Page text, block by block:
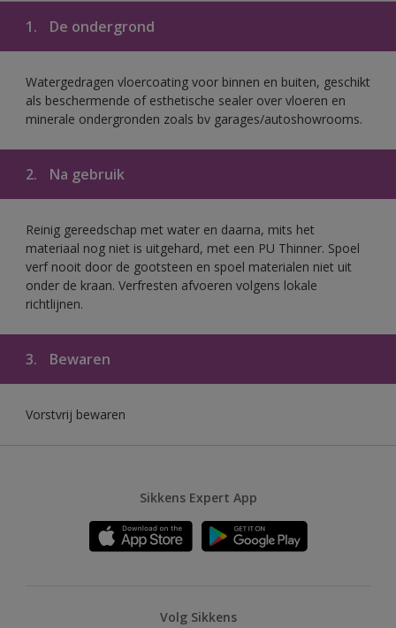
1. De ondergrond
Watergedragen vloercoating voor binnen en buiten, geschikt
als beschermende of esthetische sealer over vloeren en
minerale ondergronden zoals bv garages/autoshowrooms.
2. Na gebruik
Reinig gereedschap met water en daarna, mits het
materiaal nog niet is uitgehard, met een PU Thinner. Spoel
verf nooit door de gootsteen en spoel materialen niet uit
onder de kraan. Verfresten afvoeren volgens lokale
richtlijnen.
3. Bewaren
Vorstvrij bewaren
Sikkens Expert App
Volg Sikkens